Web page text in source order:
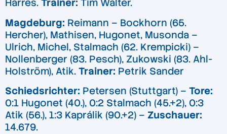
Harres. Trainer: Tim Walter.
Magdeburg: Reimann – Bockhorn (65.
Hercher), Mathisen, Hugonet, Musonda –
Ulrich, Michel, Stalmach (62. Krempicki) –
Nollenberger (83. Pesch), Zukowski (83. Ahl-
Holström), Atik. Trainer: Petrik Sander
Schiedsrichter: Petersen (Stuttgart) – Tore:
0:1 Hugonet (40.), 0:2 Stalmach (45.+2), 0:3
Atik (56.), 1:3 Kaprálik (90.+2) – Zuschauer:
14.679.